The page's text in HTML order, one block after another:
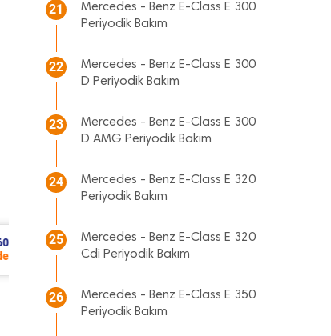
Seat Leon Periyodik Bakım 7.135 TL
2013 Model 1.2 Tsi Motor
21
Mercedes - Benz E-Class E 300
Periyodik Bakım
22
Mercedes - Benz E-Class E 300
D Periyodik Bakım
23
Mercedes - Benz E-Class E 300
D AMG Periyodik Bakım
24
Mercedes - Benz E-Class E 320
Periyodik Bakım
25
Mercedes - Benz E-Class E 320
Cdi Periyodik Bakım
26
Mercedes - Benz E-Class E 350
Periyodik Bakım